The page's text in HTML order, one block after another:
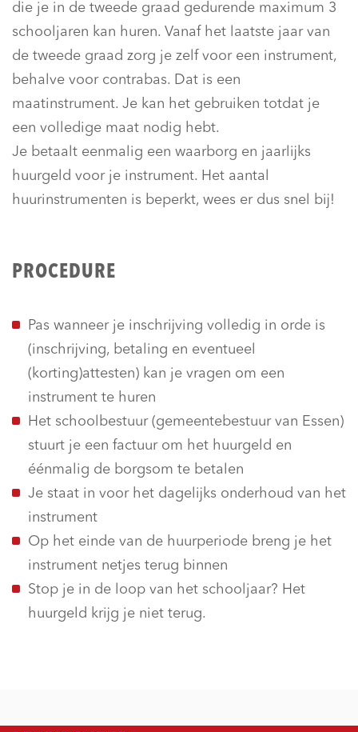
die je in de tweede graad gedurende maximum 3
schooljaren kan huren. Vanaf het laatste jaar van
de tweede graad zorg je zelf voor een instrument,
behalve voor contrabas. Dat is een
maatinstrument. Je kan het gebruiken totdat je
een volledige maat nodig hebt.
Je betaalt eenmalig een waarborg en jaarlijks
huurgeld voor je instrument. Het aantal
huurinstrumenten is beperkt, wees er dus snel bij!
PROCEDURE
Pas wanneer je inschrijving volledig in orde is
(inschrijving, betaling en eventueel
(korting)attesten) kan je vragen om een
instrument te huren
Het schoolbestuur (gemeentebestuur van Essen)
stuurt je een factuur om het huurgeld en
éénmalig de borgsom te betalen
Je staat in voor het dagelijks onderhoud van het
instrument
Op het einde van de huurperiode breng je het
instrument netjes terug binnen
Stop je in de loop van het schooljaar? Het
huurgeld krijg je niet terug.